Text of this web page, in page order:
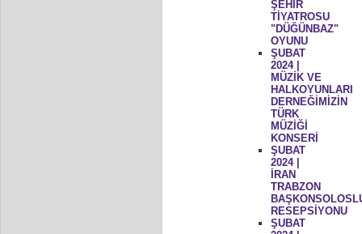
ŞEHİR
TİYATROSU
"DÜĞÜNBAZ"
OYUNU
ŞUBAT
2024 |
MÜZİK VE
HALKOYUNLARI
DERNEĞİMİZİN
TÜRK
MÜZİĞİ
KONSERİ
ŞUBAT
2024 |
İRAN
TRABZON
RESEPSİYONU
ŞUBAT